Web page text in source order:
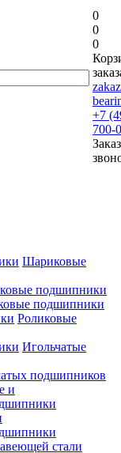
0
0
0
+7
700-
Шариковые
подшипники
подшипники
Роликовые
Игольчатые
подшипников